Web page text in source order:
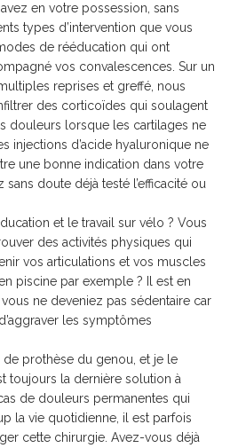
en votre possession, sans
types d’intervention que vous
de rééducation qui ont
vos convalescences. Sur un
reprises et greffé, nous
des corticoïdes qui soulagent
douleurs lorsque les cartilages ne
injections d’acide hyaluronique ne
une bonne indication dans votre
sans doute déjà testé l’efficacité ou
et le travail sur vélo ? Vous
des activités physiques qui
vos articulations et vos muscles
piscine par exemple ? Il est en
ne deveniez pas sédentaire car
les symptômes
prothèse du genou, et je le
toujours la dernière solution à
de douleurs permanentes qui
la vie quotidienne, il est parfois
cette chirurgie. Avez-vous déjà